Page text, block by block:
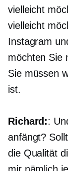
vielleicht
vielleicht
Instagram
möchten Sie
Sie müssen
ist.
Richard::
anfängt?
die Qualität